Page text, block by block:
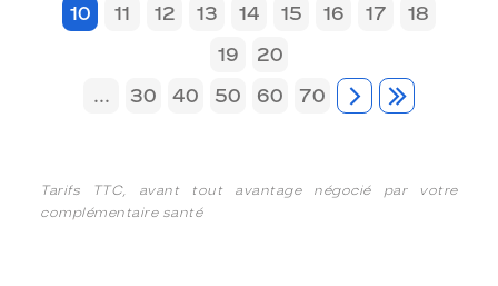
10
11 12 13 14 15 16 17
18
19
20
...
30 40 50 60 70
Tarifs TTC, avant tout avantage négocié par votre
complémentaire santé